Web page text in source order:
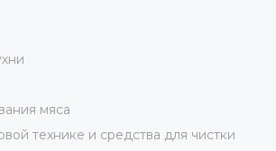
мяса
технике и средства для чистки